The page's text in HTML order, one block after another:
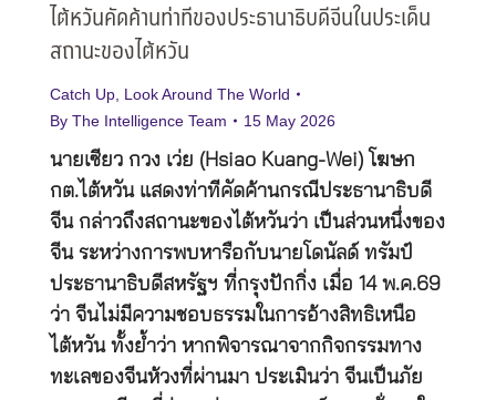
ไต้หวันคัดค้านท่าทีของประธานาธิบดีจีนในประเด็น
สถานะของไต้หวัน
Catch Up Look Around The World
By The Intelligence Team 15 May 2026
นายเซียว กวง เว่ย (Hsiao Kuang-Wei) โฆษก
กต.ไต้หวัน แสดงท่าทีคัดค้านกรณีประธานาธิบดี
จีน กล่าวถึงสถานะของไต้หวันว่า เป็นส่วนหนึ่งของ
จีน ระหว่างการพบหารือกับนายโดนัลด์ ทรัมป์
ประธานาธิบดีสหรัฐฯ ที่กรุงปักกิ่ง เมื่อ 14 พ.ค.69
ว่า จีนไม่มีความชอบธรรมในการอ้างสิทธิเหนือ
ไต้หวัน ทั้งย้ำว่า หากพิจารณาจากกิจกรรมทาง
ทะเลของจีนห้วงที่ผ่านมา ประเมินว่า จีนเป็นภัย